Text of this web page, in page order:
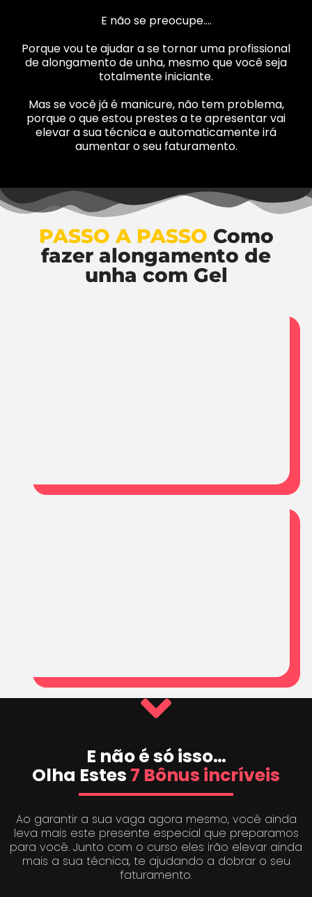
E não se preocupe….
Porque vou te ajudar a se tornar uma profissional
de alongamento de unha, mesmo que você seja
totalmente iniciante.
Mas se você já é manicure, não tem problema,
porque o que estou prestes a te apresentar vai
elevar a sua técnica e automaticamente irá
aumentar o seu faturamento.
PASSO A PASSO Como
fazer alongamento de
unha com Gel
E não é só isso…
Olha Estes 7 Bônus incríveis
Ao garantir a sua vaga agora mesmo, você ainda
leva mais este presente especial que preparamos
para você. Junto com o curso eles irão elevar ainda
mais a sua técnica, te ajudando a dobrar o seu
faturamento.